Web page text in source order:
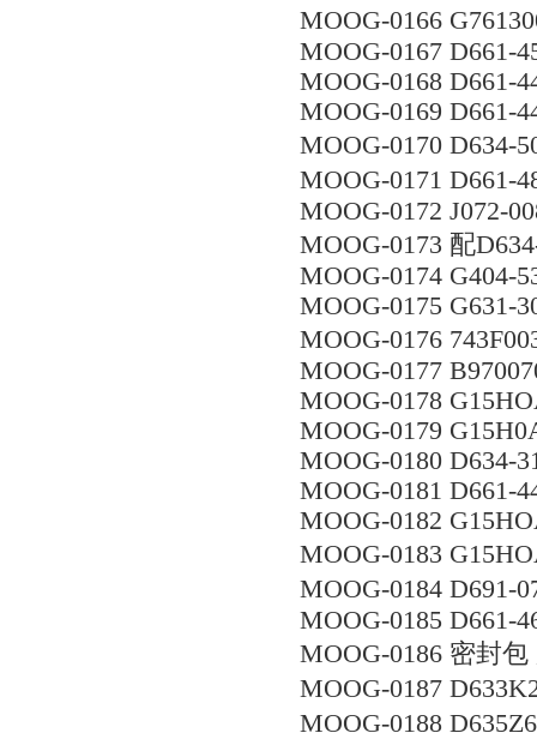
MOOG-0166
MOOG-0167 D661-
MOOG-0168 D661-
MOOG-0169 D661-
MOOG-0170 D634-
MOOG-0171 D661-
MOOG-0172 J072-
MOOG-0173 配
MOOG-0174 G404-
MOOG-0175 G631-
MOOG-0176
MOOG-0177
MOOG-0178
MOOG-0179
MOOG-0180 D634-
MOOG-0181 D661-
MOOG-0182
MOOG-0183
MOOG-0184 D691-
MOOG-0185 D661-
MOOG-0186 密封
MOOG-0187
MOOG-0188